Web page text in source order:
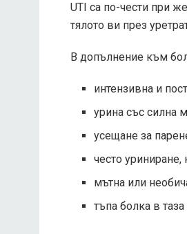
UTI са по-чести при
тялото ви през
В допълнение към
интензивна и
урина със силна
усещане за
често
мътна или
тъпа болка в